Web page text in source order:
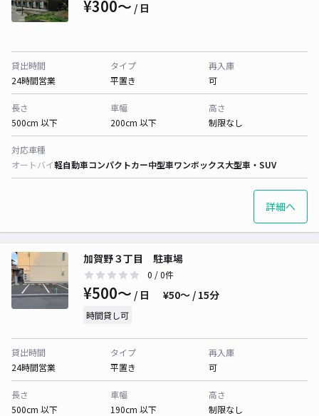
¥300〜 / 日
貸出時間
24時間営業
タイプ
平置き
再入庫
可
長さ
500cm 以下
車幅
200cm 以下
高さ
制限なし
対応車種
オートバイ軽自動車コンパクトカー中型車ワンボックス大型車・SUV
詳細へ
加賀野３丁目 駐車場
0 / 0件
¥500〜 / 日 ¥50〜 / 15分
時間貸し可
貸出時間
24時間営業
タイプ
平置き
再入庫
可
長さ
500cm 以下
車幅
190cm 以下
高さ
制限なし